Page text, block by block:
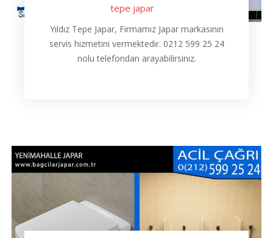
tepe japar
Yıldız Tepe Japar, Firmamız Japar markasının
servis hizmetini vermektedir. 0212 599 25 24
nolu telefondan arayabilirsiniz.